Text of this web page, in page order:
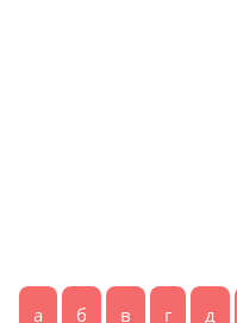
а б в г д